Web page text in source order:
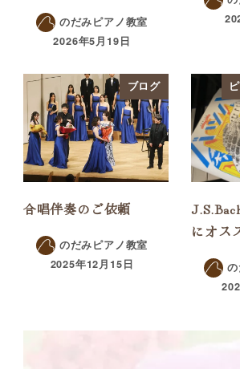
のだみピアノ教室
2026年5月19日
ブログ
合唱伴奏のご依頼
のだみピアノ教室
2025年12月15日
にオス